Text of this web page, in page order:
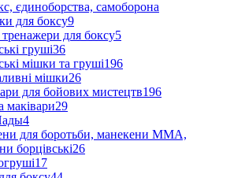
єдиноборства, самоборона
для боксу9
для боксу5
груші36
мішки та груші196
мішки26
для бойових мистецтв196
маківари29
4
для боротьби, манекени ММА,
борцівські26
17